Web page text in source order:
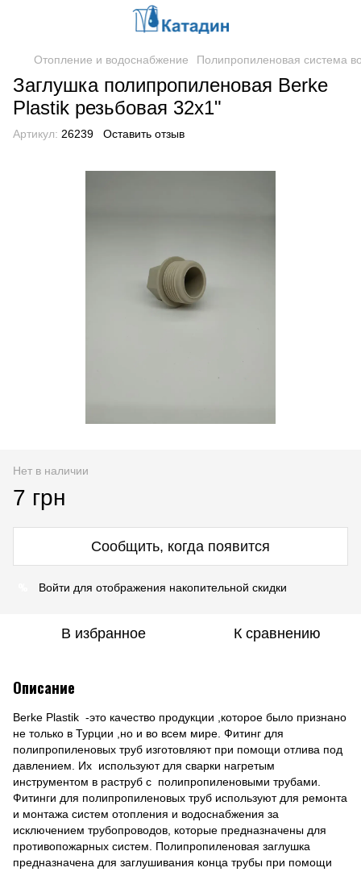
Отопление и водоснабжение Полипропиленовая система
Заглушка полипропиленовая Berke
Plastik резьбовая 32х1"
Артикул: 26239 Оставить отзыв
Нет в наличии
7 грн
Сообщить, когда появится
Войти для отображения накопительной скидки
В избранное К сравнению
Описание
Berke Plastik -это качество продукции ,которое было признано
не только в Турции ,но и во всем мире. Фитинг для
полипропиленовых труб изготовляют при помощи отлива под
давлением. Их используют для сварки нагретым
инструментом в раструб с полипропиленовыми трубами.
Фитинги для полипропиленовых труб используют для ремонта
и монтажа систем отопления и водоснабжения за
исключением трубопроводов, которые предназначены для
противопожарных систем. Полипропиленовая заглушка
предназначена для заглушивания конца трубы при помощи